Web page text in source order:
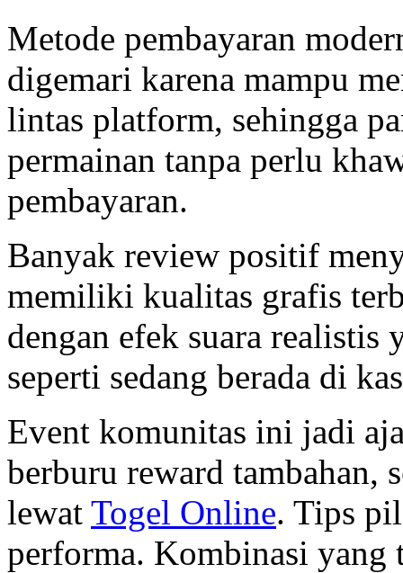
Metode pembayaran
digemari karena mampu
lintas platform, sehingga
permainan tanpa perlu
pembayaran.
Banyak review positif
memiliki kualitas grafis
dengan efek suara realistis
seperti sedang berada di
Event komunitas ini jadi
berburu reward tambahan,
lewat Togel Online. Tips
performa. Kombinasi yang